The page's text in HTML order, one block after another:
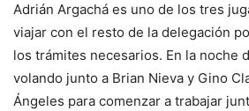
Adrián Argachá es uno de los tres
viajar con el resto de la delegación
los trámites necesarios. En la noche
volando junto a Brian Nieva y Gino
Ángeles para comenzar a trabajar